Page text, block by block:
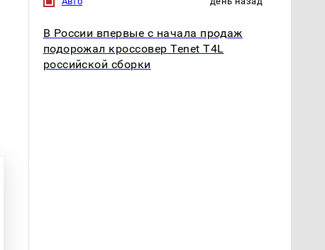
В России впервые с начала продаж
подорожал кроссовер Tenet T4L
российской сборки